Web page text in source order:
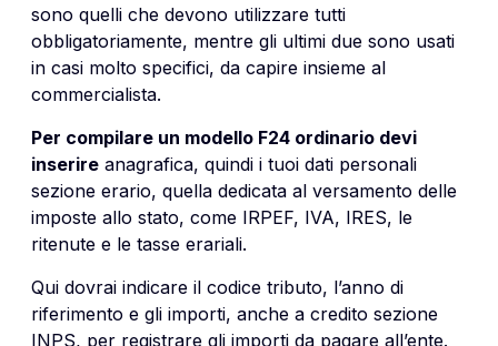
sono quelli che devono utilizzare tutti
obbligatoriamente, mentre gli ultimi due sono usati
in casi molto specifici, da capire insieme al
commercialista.
Per compilare un modello F24 ordinario devi
inserire anagrafica, quindi i tuoi dati personali
sezione erario, quella dedicata al versamento delle
imposte allo stato, come IRPEF, IVA, IRES, le
ritenute e le tasse erariali.
Qui dovrai indicare il codice tributo, l’anno di
riferimento e gli importi, anche a credito sezione
INPS, per registrare gli importi da pagare all’ente.